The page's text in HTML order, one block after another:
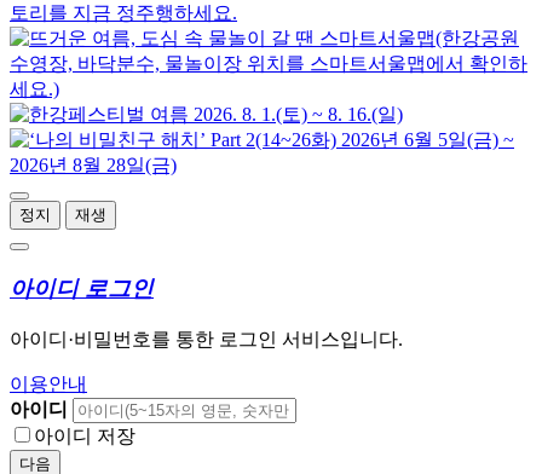
정지 재생
아이디 로그인
아이디·비밀번호를 통한 로그인 서비스입니다.
이용안내
아이디
아이디 저장
다음